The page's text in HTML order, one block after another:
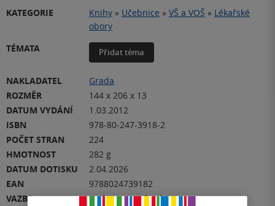
KATEGORIE Knihy » Učebnice » VŠ a VOŠ » Lékařské
obory
TÉMATA
Přidat téma
NAKLADATEL
Grada
ROZMĚR
144 x 206 x 13
DATUM VYDÁNÍ
1.03.2012
ISBN
978-80-247-3918-2
POČET STRAN
224
HMOTNOST
282 g
DATUM DOTISKU
2.04.2026
EAN
9788024739182
VAZBA
Knihy - paperback